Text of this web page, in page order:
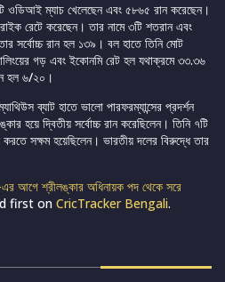
ওডিআই ম্যাচ খেলেছেন এবং ৫৮৬৫ রান করেছেন।
রেটে করেছেন। তার নামে ৩টি শতরান এবং
সর্বোচ্চ রান হল ১৩৯। বল হাতে তিনি মোট
গড় এবং ইকোনমি রেট হল যথাক্রমে ৩৩.৩৬
হল ৬/২০।
ব্যাট হাতে ভালো পারফরম্যান্সের প্রদর্শন
হয়ে দ্বিতীয় সর্বোচ্চ রান করেছিলেন। তিনি ৭টি
সক্ষম হয়েছিলেন। ভারতীয় দলের বিরুদ্ধে তার
আগে শ্রীলঙ্কার অধিনায়ক পদ থেকে সরে
first on CricTracker Bengali.